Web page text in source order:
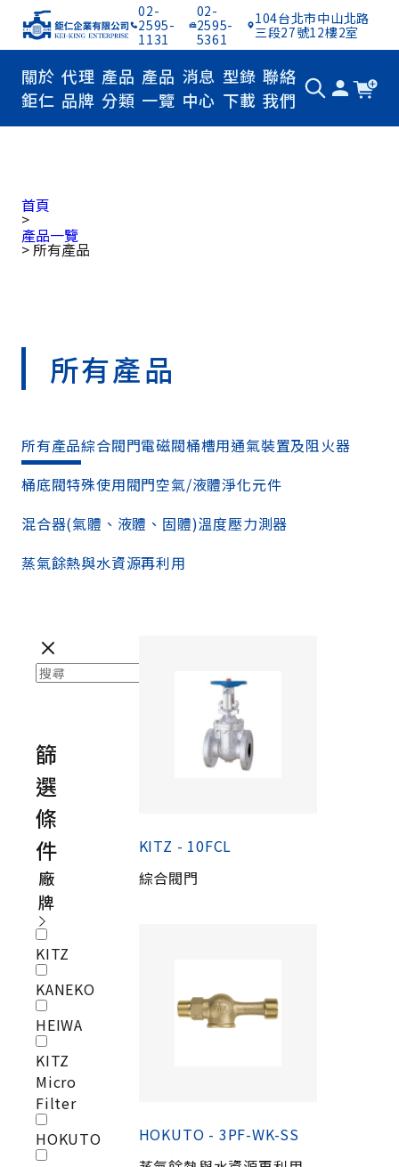
02-
2595-
1131
02-
2595-
5361
104台北市中山北路
三段27號12樓2室
關於
鉅仁
代理
品牌
產品
分類
產品
一覽
消息
中心
型錄
下載
聯絡
我們
首頁
>
產品一覽
>所有產品
所有產品
所有產品綜合閥門電磁閥桶槽用通氣裝置及阻火器
桶底閥特殊使用閥門空氣/液體淨化元件
混合器(氣體、液體、固體)溫度壓力測器
蒸氣餘熱與水資源再利用
篩
選
條
件
廠
牌
KITZ
KANEKO
HEIWA
KITZ
Micro
Filter
HOKUTO
KITZ - 10FCL
綜合閥門
HOKUTO - 3PF-WK-SS